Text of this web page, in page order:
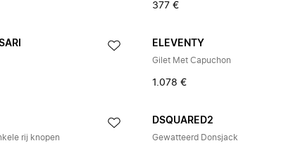
377 €
ELEVENTY
Gilet Met Capuchon
1.078 €
rij knopen
DSQUARED2
Gewatteerd Donsjack